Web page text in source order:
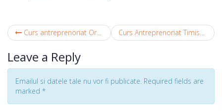
Curs antreprenoriat Oradea 19.10.15-11.11.15
Leave a Reply
Emailul si datele tale nu vor fi publicate. Required fields are
marked *